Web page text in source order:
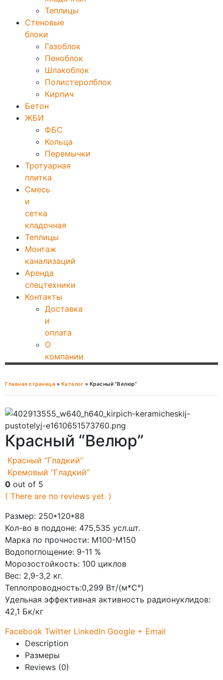
Теплицы
Стеновые
блоки
Газоблок
Пеноблок
Шлакоблок
Полистеролблок
Кирпич
Бетон
ЖБИ
ФБС
Кольца
Перемычки
Тротуарная
плитка
Смесь
и
сетка
кладочная
Теплицы
Монтаж
канализаций
Аренда
спецтехники
Контакты
Доставка
и
оплата
О
компании
Главная страница » Каталог » Красный “Велюр”
Красный “Велюр”
Красный “Гладкий”
Кремовый “Гладкий”
0 out of 5
( There are no reviews yet. )
Размер: 250*120*88
Кол-во в поддоне: 475,535 усл.шт.
Марка по прочности: М100-М150
Водопоглощение: 9-11 %
Морозостойкость: 100 циклов
Вес: 2,9-3,2 кг.
Теплопроводность:0,299 Вт/(м*С°)
Удельная эффективная активность радионуклидов:
42,1 Бк/кг
Facebook Twitter LinkedIn Google + Email
Description
Размеры
Reviews (0)